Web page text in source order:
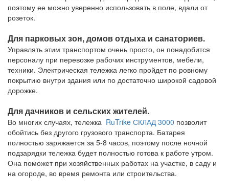
поэтому ее можно уверенно использовать в поле, вдали от
розеток.
Для парковых зон, домов отдыха и санаториев.
Управлять этим транспортом очень просто, он понадобится
персоналу при перевозке рабочих инструментов, мебели,
техники. Электрическая тележка легко пройдет по ровному
покрытию внутри здания или по достаточно широкой садовой
дорожке.
Для дачников и сельских жителей.
Во многих случаях, тележка RuTrike СКЛАД 3000 позволит
обойтись без другого грузового транспорта. Батарея
полностью заряжается за 5-8 часов, поэтому после ночной
подзарядки тележка будет полностью готова к работе утром.
Она поможет при хозяйственных работах на участке, в саду и
на огороде, во время ремонта или строительства.